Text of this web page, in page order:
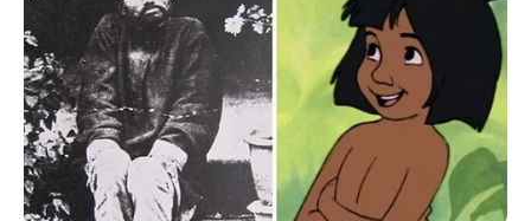
FAQ
Siapa Halda Firga?
Dia adalah selebgram kelahiran Semarang, Jawa Tengah.
Siapa nama asli Halda Firga?
Nama aslinya adalah Halda Firga.